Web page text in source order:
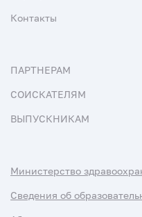
Контакты
ПАРТНЕРАМ
СОИСКАТЕЛЯМ
ВЫПУСКНИКАМ
Министерство
Сведения об